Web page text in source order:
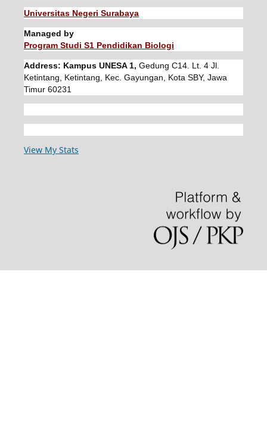
Universitas Negeri Surabaya
Managed by
Program Studi S1 Pendidikan Biologi
Address: Kampus UNESA 1, Gedung C14. Lt. 4 Jl.
Ketintang, Ketintang, Kec. Gayungan, Kota SBY, Jawa
Timur 60231
View My Stats